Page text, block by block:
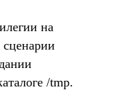
на
/tmp.